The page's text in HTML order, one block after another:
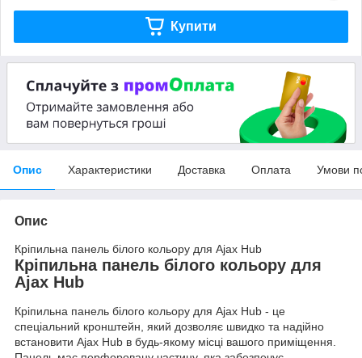
Купити
Опис Характеристики Доставка Оплата Умови
Опис
Кріпильна панель білого кольору для Ajax Hub
Кріпильна панель білого кольору для
Ajax Hub
Кріпильна панель білого кольору для Ajax Hub - це
спеціальний кронштейн, який дозволяє швидко та надійно
встановити Ajax Hub в будь-якому місці вашого приміщення.